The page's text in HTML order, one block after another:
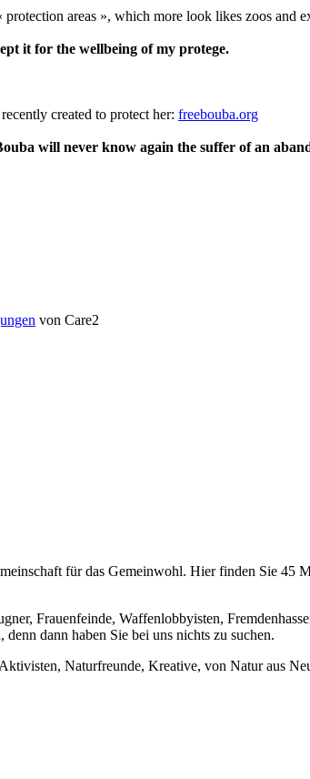
areas », which more look likes zoos and
it for the wellbeing of my protege.
created to protect her: freebouba.org
will never know again the suffer of an
von Care2
für das Gemeinwohl. Hier finden Sie
Frauenfeinde, Waffenlobbyisten,
dann haben Sie bei uns nichts zu suchen.
Naturfreunde, Kreative, von Natur aus